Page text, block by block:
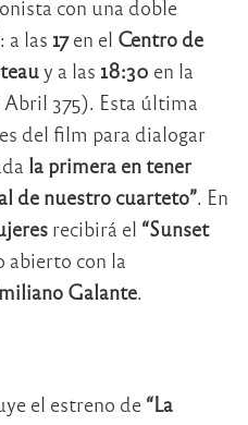
con una doble
: a las 17en el Centro de
y a las 18:30 en la
Abril 375). Esta última
del film para dialogar
la primera en tener
de nuestro cuarteto”. En
recibirá el “Sunset
abierto con la
Galante.
el estreno de “La